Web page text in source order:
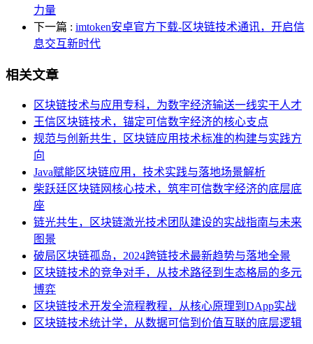
力量
下一篇 : imtoken安卓官方下载-区块链技术通讯，开启信
息交互新时代
相关文章
区块链技术与应用专科，为数字经济输送一线实干人才
王信区块链技术，锚定可信数字经济的核心支点
规范与创新共生，区块链应用技术标准的构建与实践方
向
Java赋能区块链应用，技术实践与落地场景解析
柴跃廷区块链网核心技术，筑牢可信数字经济的底层底
座
链光共生，区块链激光技术团队建设的实战指南与未来
图景
破局区块链孤岛，2024跨链技术最新趋势与落地全景
区块链技术的竞争对手，从技术路径到生态格局的多元
博弈
区块链技术开发全流程教程，从核心原理到DApp实战
区块链技术统计学，从数据可信到价值互联的底层逻辑